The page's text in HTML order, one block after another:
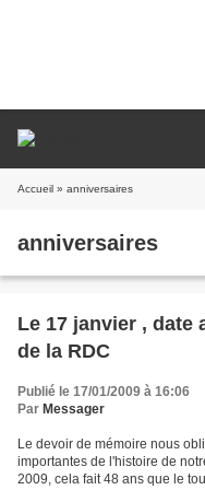
Accueil » anniversaires
anniversaires
Le 17 janvier , date
de la RDC
Publié le 17/01/2009 à 16:06
Par Messager
Le devoir de mémoire nous
importantes de l'histoire de
2009, cela fait 48 ans que le